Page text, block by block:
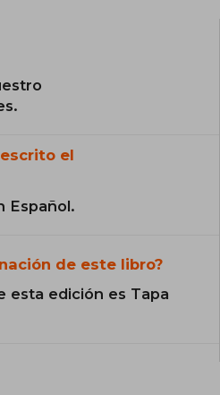
el
Español.
de este libro?
esta edición es Tapa